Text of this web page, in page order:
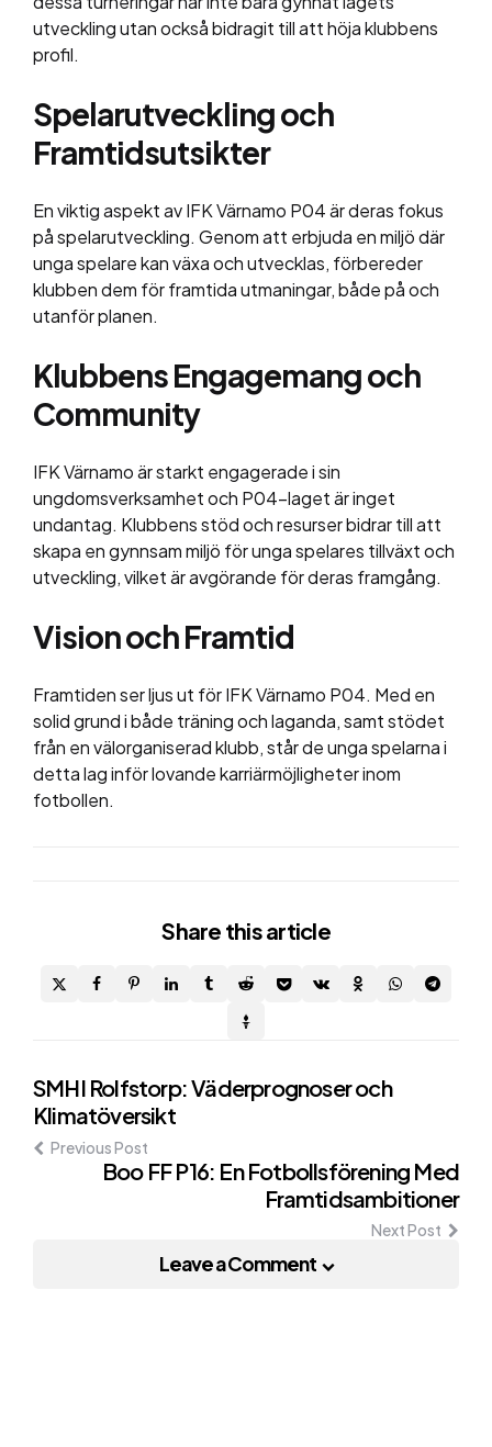
utveckling utan också bidragit till att höja klubbens
profil.
Spelarutveckling och
Framtidsutsikter
En viktig aspekt av IFK Värnamo P04 är deras fokus
på spelarutveckling. Genom att erbjuda en miljö där
unga spelare kan växa och utvecklas, förbereder
klubben dem för framtida utmaningar, både på och
utanför planen.
Klubbens Engagemang och
Community
IFK Värnamo är starkt engagerade i sin
ungdomsverksamhet och P04-laget är inget
undantag. Klubbens stöd och resurser bidrar till att
skapa en gynnsam miljö för unga spelares tillväxt och
utveckling, vilket är avgörande för deras framgång.
Vision och Framtid
Framtiden ser ljus ut för IFK Värnamo P04. Med en
solid grund i både träning och laganda, samt stödet
från en välorganiserad klubb, står de unga spelarna i
detta lag inför lovande karriärmöjligheter inom
fotbollen.
Share this article
Post
navigation
SMHI Rolfstorp: Väderprognoser och
Klimatöversikt
Previous Post
Boo FF P16: En Fotbollsförening Med
Framtidsambitioner
Next Post
Leave a Comment